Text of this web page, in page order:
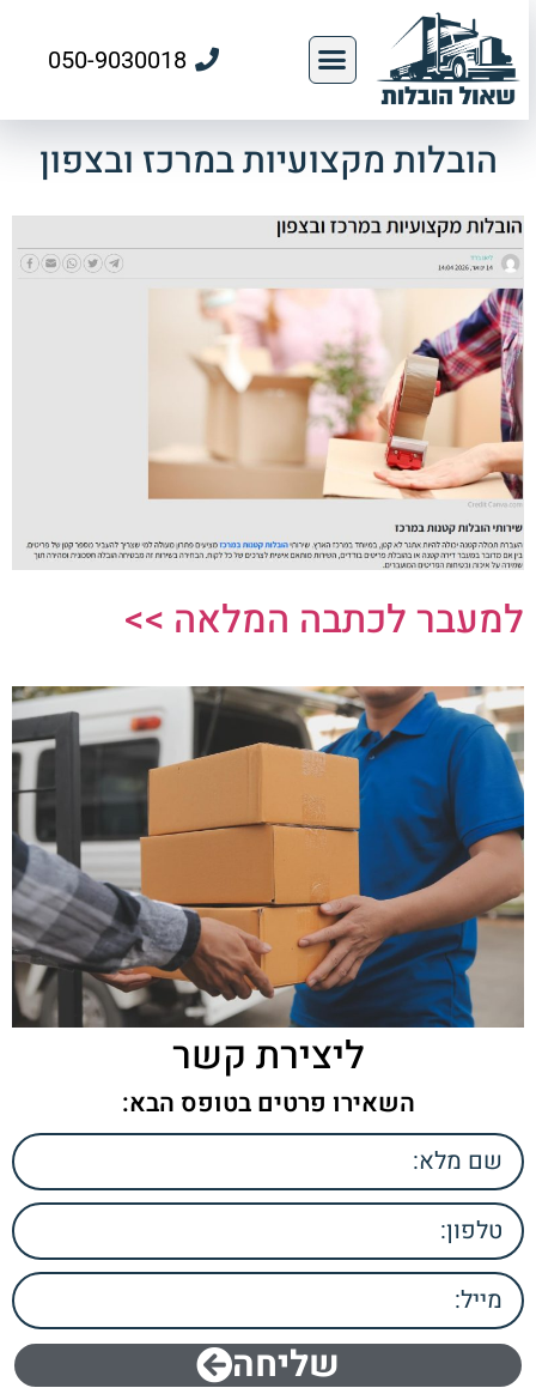
050-9030018
הובלות מקצועיות במרכז ובצפון
למעבר לכתבה המלאה >>
ליצירת קשר
השאירו פרטים בטופס הבא:
שליחה